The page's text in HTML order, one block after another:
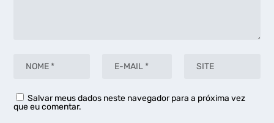
Salvar meus dados neste navegador para a próxima vez
que eu comentar.